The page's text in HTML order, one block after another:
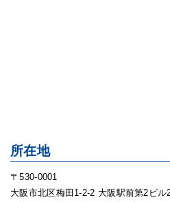
所在地
〒530-0001
大阪市北区梅田1-2-2 大阪駅前第2ビル